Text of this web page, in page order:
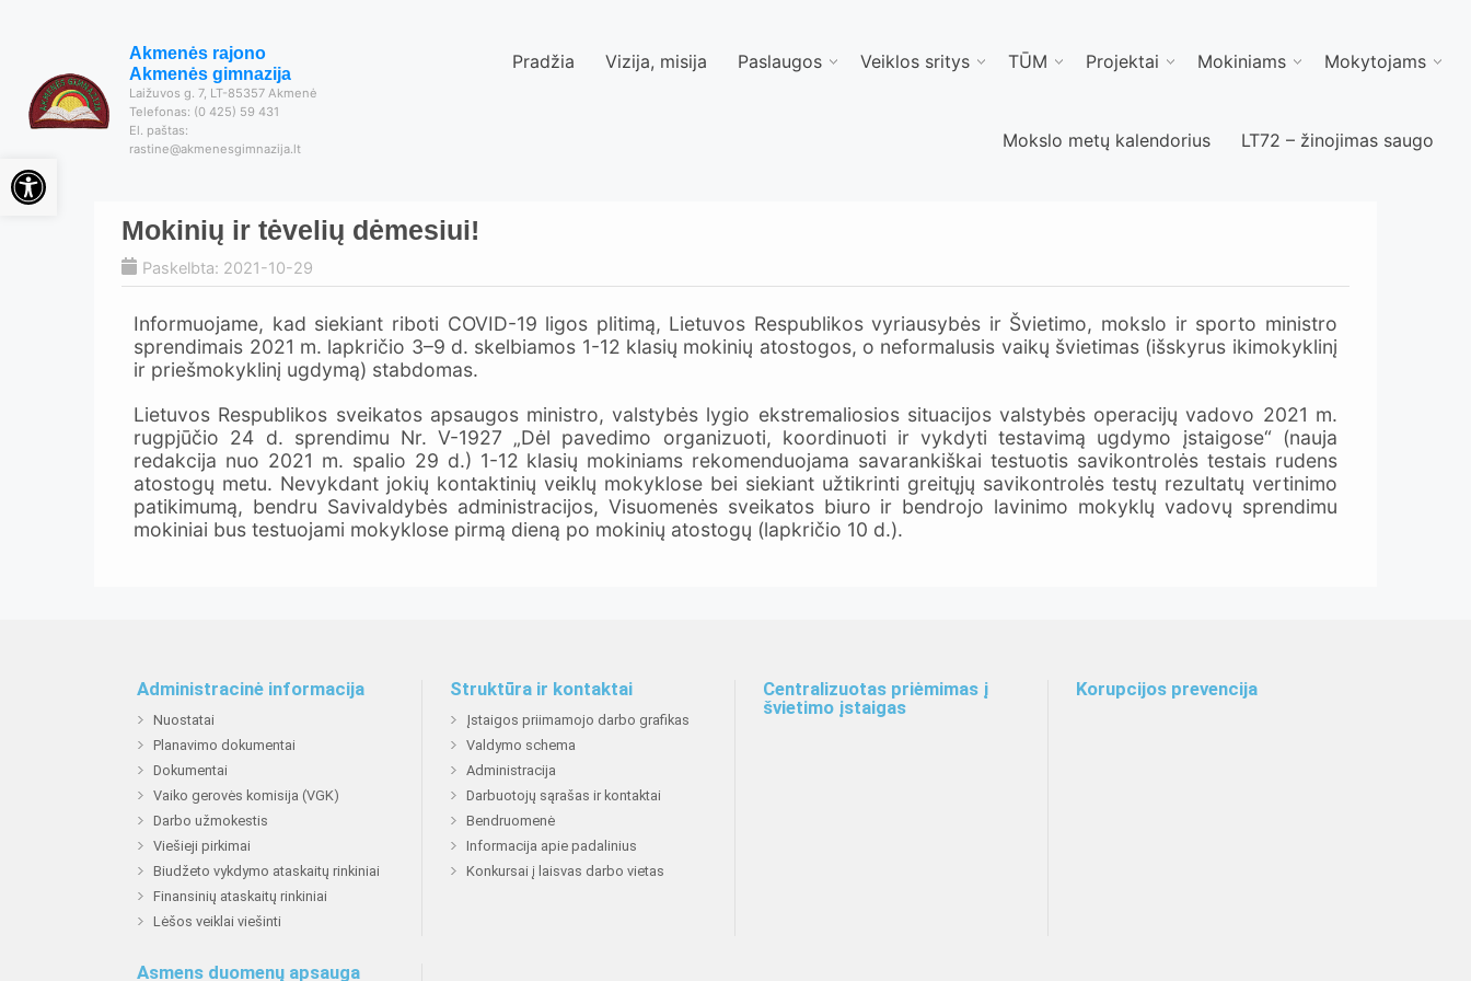
Akmenės rajono
Akmenės gimnazija
Laižuvos g. 7, LT-85357 Akmenė
Telefonas: (0 425) 59 431
El. paštas:
rastine@akmenesgimnazija.lt
Pradžia Vizija, misija Paslaugos Veiklos sritys TŪM Projektai Mokiniams Mokytojams
Mokslo metų kalendorius LT72 – žinojimas saugo
Mokinių ir tėvelių dėmesiui!
Paskelbta: 2021-10-29
Informuojame, kad siekiant riboti COVID-19 ligos plitimą, Lietuvos Respublikos vyriausybės ir Švietimo, mokslo ir sporto ministro
sprendimais 2021 m. lapkričio 3–9 d. skelbiamos 1-12 klasių mokinių atostogos, o neformalusis vaikų švietimas (išskyrus ikimokyklinį
ir priešmokyklinį ugdymą) stabdomas.
Lietuvos Respublikos sveikatos apsaugos ministro, valstybės lygio ekstremaliosios situacijos valstybės operacijų vadovo 2021 m.
rugpjūčio 24 d. sprendimu Nr. V-1927 „Dėl pavedimo organizuoti, koordinuoti ir vykdyti testavimą ugdymo įstaigose“ (nauja
redakcija nuo 2021 m. spalio 29 d.) 1-12 klasių mokiniams rekomenduojama savarankiškai testuotis savikontrolės testais rudens
atostogų metu. Nevykdant jokių kontaktinių veiklų mokyklose bei siekiant užtikrinti greitųjų savikontrolės testų rezultatų vertinimo
patikimumą, bendru Savivaldybės administracijos, Visuomenės sveikatos biuro ir bendrojo lavinimo mokyklų vadovų sprendimu
mokiniai bus testuojami mokyklose pirmą dieną po mokinių atostogų (lapkričio 10 d.).
Administracinė informacija
Nuostatai
Planavimo dokumentai
Dokumentai
Vaiko gerovės komisija (VGK)
Darbo užmokestis
Viešieji pirkimai
Biudžeto vykdymo ataskaitų rinkiniai
Finansinių ataskaitų rinkiniai
Lėšos veiklai viešinti
Struktūra ir kontaktai
Įstaigos priimamojo darbo grafikas
Valdymo schema
Administracija
Darbuotojų sąrašas ir kontaktai
Bendruomenė
Informacija apie padalinius
Konkursai į laisvas darbo vietas
Centralizuotas priėmimas į
švietimo įstaigas
Korupcijos prevencija
Asmens duomenų apsauga
Open toolbar